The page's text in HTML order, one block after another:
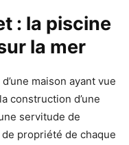
: la piscine
la mer
maison ayant vue
construction d’une
servitude de
propriété de chaque